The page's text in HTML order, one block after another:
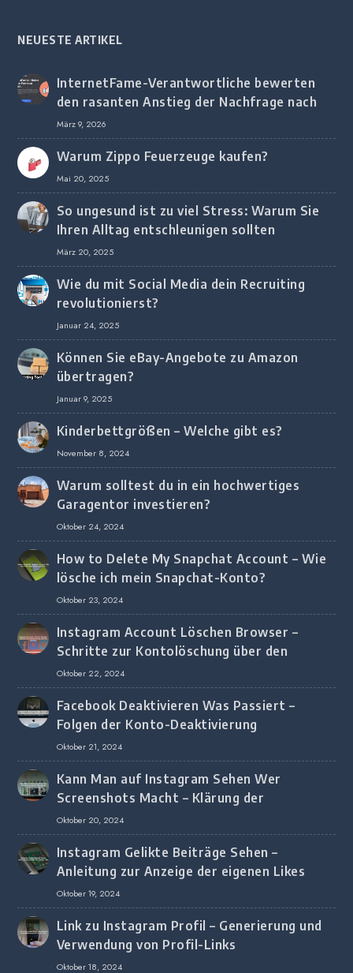
NEUESTE ARTIKEL
InternetFame-Verantwortliche bewerten
den rasanten Anstieg der Nachfrage nach
digitalem Marketing bei deutschen
Unternehmen
März 9, 2026
Warum Zippo Feuerzeuge kaufen?
Mai 20, 2025
So ungesund ist zu viel Stress: Warum Sie
Ihren Alltag entschleunigen sollten
März 20, 2025
Wie du mit Social Media dein Recruiting
revolutionierst?
Januar 24, 2025
Können Sie eBay-Angebote zu Amazon
übertragen?
Januar 9, 2025
Kinderbettgrößen – Welche gibt es?
November 8, 2024
Warum solltest du in ein hochwertiges
Garagentor investieren?
Oktober 24, 2024
How to Delete My Snapchat Account – Wie
lösche ich mein Snapchat-Konto?
Oktober 23, 2024
Instagram Account Löschen Browser –
Schritte zur Kontolöschung über den
Browser
Oktober 22, 2024
Facebook Deaktivieren Was Passiert –
Folgen der Konto-Deaktivierung
Oktober 21, 2024
Kann Man auf Instagram Sehen Wer
Screenshots Macht – Klärung der
Screenshot-Erkennung
Oktober 20, 2024
Instagram Gelikte Beiträge Sehen –
Anleitung zur Anzeige der eigenen Likes
Oktober 19, 2024
Link zu Instagram Profil – Generierung und
Verwendung von Profil-Links
Oktober 18, 2024